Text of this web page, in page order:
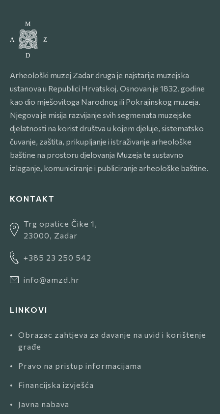
Arheološki muzej Zadar druga je najstarija muzejska
ustanova u Republici Hrvatskoj. Osnovan je 1832. godine
kao dio mješovitoga Narodnog ili Pokrajinskog muzeja.
Njegova je misija razvijanje svih segmenata muzejske
djelatnosti na korist društva u kojem djeluje, sistematsko
čuvanje, zaštita, prikupljanje i istraživanje arheološke
baštine na prostoru djelovanja Muzeja te sustavno
izlaganje, komuniciranje i publiciranje arheološke baštine.
KONTAKT
Trg opatice Čike 1,
23000, Zadar
+385 23 250 542
info@amzd.hr
LINKOVI
•
Obrazac zahtjeva za davanje na uvid i korištenje
građe
• Pravo na pristup informacijama
• Financijska izvješća
• Javna nabava